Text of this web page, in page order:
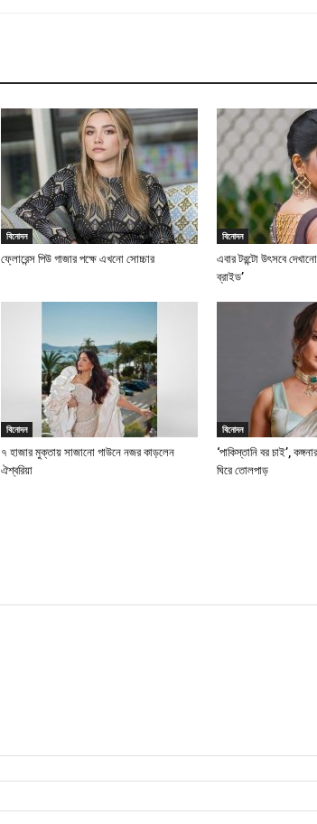
বিনোদন
ফ্লোরেন্স পিউ গাজার পক্ষে এখনো সোচ্চার
বিনোদন
এবার টরন্টো উৎসবে দেখানো
ব্রাইড’
বিনোদন
৭ হাজার মুক্তায় সাজানো গাউনে নজর কাড়লেন
ঐশ্বরিয়া
বিনোদন
‘পাকিস্তানি বর চাই’,
ঘিরে তোলপাড়